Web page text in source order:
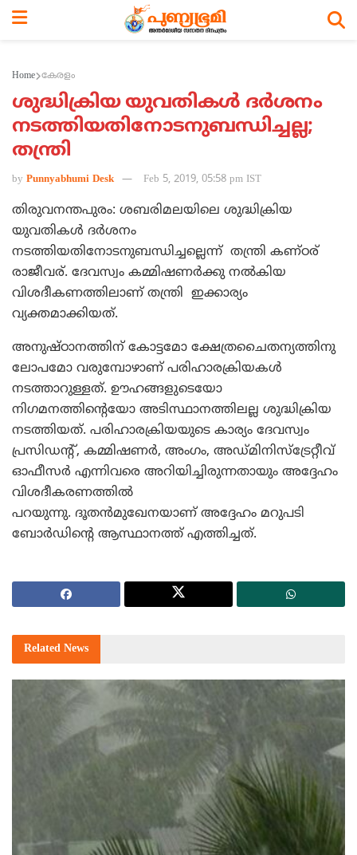
Home കേരളം
ശുദ്ധിക്രിയ യുവതികള്‍ ദര്‍ശനം
നടത്തിയതിനോടനുബന്ധിച്ചല്ല;
തന്ത്രി
by Punnyabhumi Desk Feb 5, 2019, 05:58 pm IST
തിരുവനന്തപുരം: ശബരിമലയിലെ ശുദ്ധിക്രിയ
യുവതികള്‍ ദര്‍ശനം
നടത്തിയതിനോടനുബന്ധിച്ചല്ലെന്ന് തന്ത്രി കണ്ഠര്
രാജീവര്. ദേവസ്വം കമ്മിഷണര്‍ക്കു നല്‍കിയ
വിശദീകണത്തിലാണ് തന്ത്രി ഇക്കാര്യം
വ്യക്തമാക്കിയത്.
അനുഷ്ഠാനത്തിന് കോട്ടമോ ക്ഷേത്രചൈതന്യത്തിനു
ലോപമോ വരുമ്പോഴാണ് പരിഹാരക്രിയകള്‍
നടത്താറുള്ളത്. ഊഹങ്ങളുടെയോ
നിഗമനത്തിന്റെയോ അടിസ്ഥാനത്തിലല്ല ശുദ്ധിക്രിയ
നടത്തിയത്. പരിഹാരക്രിയയുടെ കാര്യം ദേവസ്വം
പ്രസിഡന്റ്, കമ്മിഷണര്‍, അംഗം, അഡ്മിനിസ്ട്രേറ്റീവ്
ഓഫീസര്‍ എന്നിവരെ അറിയിച്ചിരുന്നതായും അദ്ദേഹം
വിശദീകരണത്തില്‍
പറയുന്നു. ദൂതന്‍മുഖേനയാണ് അദ്ദേഹം മറുപടി
ബോര്‍ഡിന്റെ ആസ്ഥാനത്ത് എത്തിച്ചത്.
Related News